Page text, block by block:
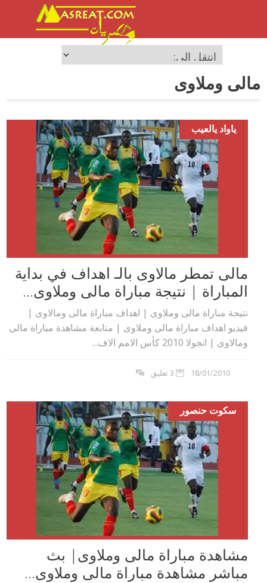
مالى وملاوى
ياواد يالعيب
مالى تمطر مالاوى بالـ اهداف في بداية
المباراة | نتيجة مباراة مالى وملاوى...
نتيجة مباراة مالى وملاوى | اهداف مباراة مالى ومالاوى |
فيديو اهداف مباراة مالى وملاوى | متابعة مشاهدة مباراة مالى
ومالاوى | انجولا 2010 كأس الامم الاف...
18/01/2010 3 تعليق
سكوت حنصور
مشاهدة مباراة مالى وملاوى| بث
مباشر مشاهدة مباراة مالى وملاوى...